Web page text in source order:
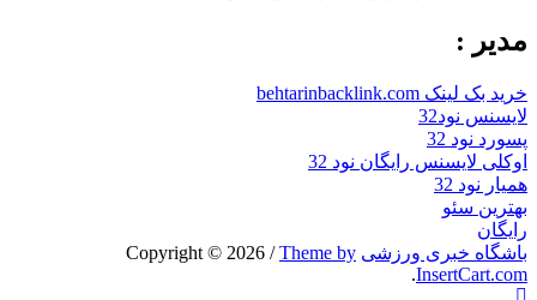
مدیر :
خرید بک لینک behtarinbacklink.com
لایسنس نود32
پسورد نود 32
اوکلی لایسنس رایگان نود 32
همیار نود 32
بهترین سئو
رایگان
باشگاه خبری ورزشی
/Theme by
InsertCart.com
.